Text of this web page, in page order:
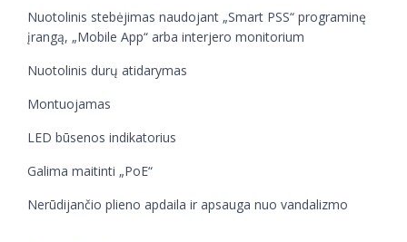
Nuotolinis stebėjimas naudojant „Smart PSS“ programinę
įrangą, „Mobile App“ arba interjero monitorium
Nuotolinis durų atidarymas
Montuojamas
LED būsenos indikatorius
Galima maitinti „PoE“
Nerūdijančio plieno apdaila ir apsauga nuo vandalizmo